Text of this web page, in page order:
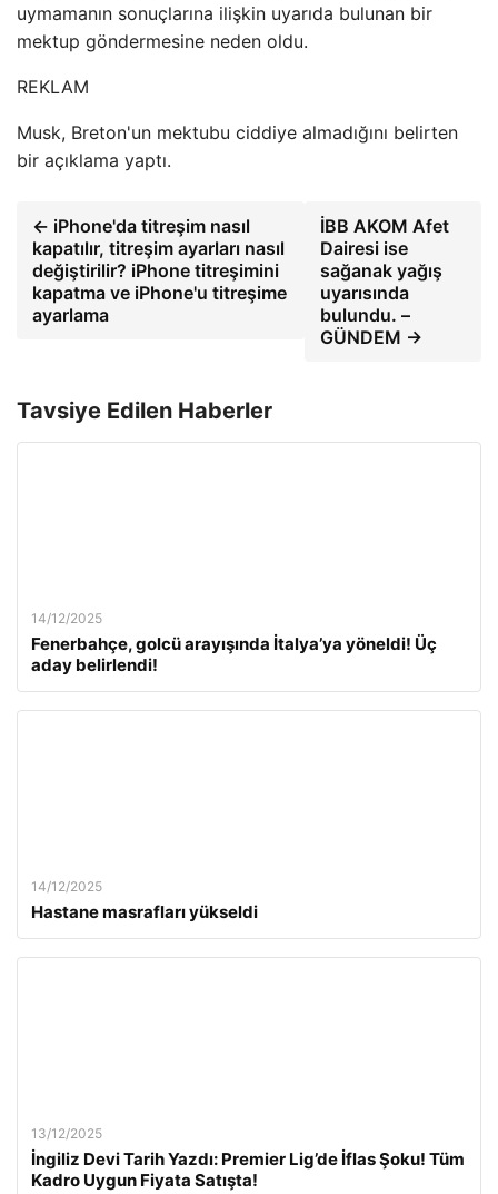
uymamanın sonuçlarına ilişkin uyarıda bulunan bir
mektup göndermesine neden oldu.
REKLAM
Musk, Breton'un mektubu ciddiye almadığını belirten
bir açıklama yaptı.
← iPhone'da titreşim nasıl
kapatılır, titreşim ayarları nasıl
değiştirilir? iPhone titreşimini
kapatma ve iPhone'u titreşime
ayarlama
İBB AKOM Afet
Dairesi ise
sağanak yağış
uyarısında
bulundu. –
GÜNDEM →
Tavsiye Edilen Haberler
14/12/2025
Fenerbahçe, golcü arayışında İtalya’ya yöneldi! Üç
aday belirlendi!
14/12/2025
Hastane masrafları yükseldi
13/12/2025
İngiliz Devi Tarih Yazdı: Premier Lig’de İflas Şoku! Tüm
Kadro Uygun Fiyata Satışta!